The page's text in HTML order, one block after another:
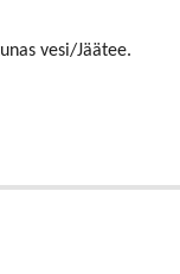
vesi/Jäätee.